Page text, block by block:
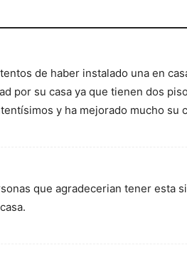
de haber instalado una en
por su casa ya que tienen dos
y ha mejorado mucho su
que agradecerian tener esta